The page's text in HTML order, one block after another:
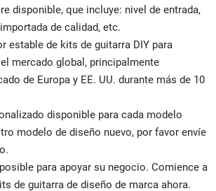
disponible, que incluye: nivel de entrada,
de calidad, etc.
estable de kits de guitarra DIY para
mercado global, principalmente
de Europa y EE. UU. durante más de 10
disponible para cada modelo
modelo de diseño nuevo, por favor envíe
para apoyar su negocio. Comience a
de guitarra de diseño de marca ahora.